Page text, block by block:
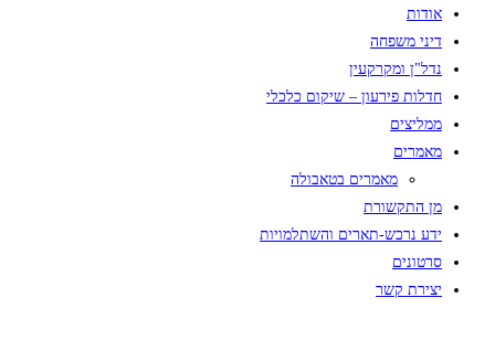
אודות
דיני משפחה
נדל"ן ומקרקעין
חדלות פירעון – שיקום כלכלי
ממליצים
מאמרים
מאמרים בטאבולה
מן התקשורת
ידע נרכש-תארים והשתלמויות
סרטונים
יצירת קשר